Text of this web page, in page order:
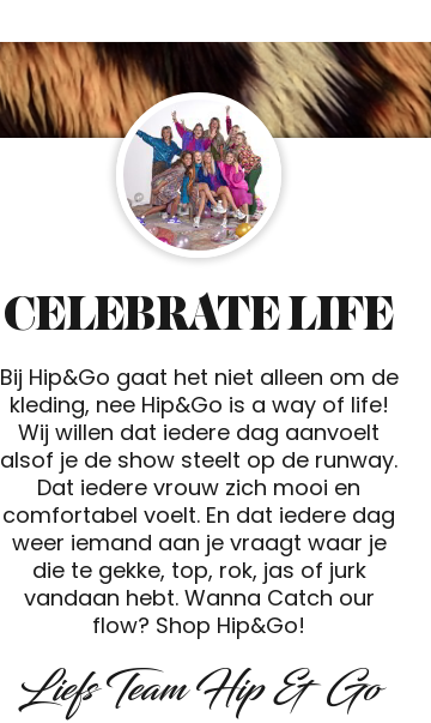
CELEBRATE LIFE
Bij Hip&Go gaat het niet alleen om de
kleding, nee Hip&Go is a way of life!
Wij willen dat iedere dag aanvoelt
alsof je de show steelt op de runway.
Dat iedere vrouw zich mooi en
comfortabel voelt. En dat iedere dag
weer iemand aan je vraagt waar je
die te gekke, top, rok, jas of jurk
vandaan hebt. Wanna Catch our
flow? Shop Hip&Go!
Liefs Team Hip & Go